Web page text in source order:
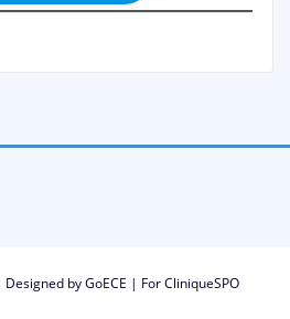
byGoECE | For CliniqueSPO